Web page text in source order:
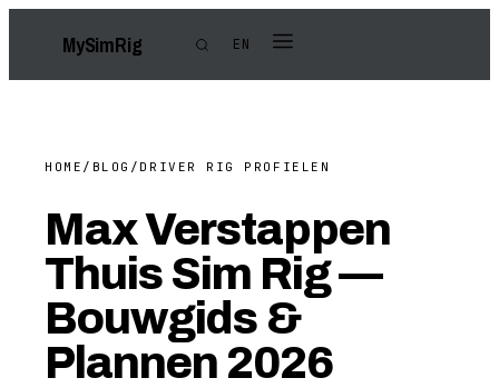
MySimRig EN
HOME / BLOG / DRIVER RIG PROFIELEN
Max Verstappen
Thuis Sim Rig —
Bouwgids &
Plannen 2026